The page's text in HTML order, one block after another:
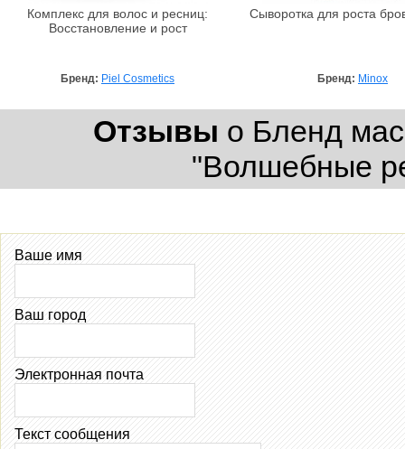
Комплекс для волос и ресниц:
Восстановление и рост
Бренд: Piel Cosmetics
Сыворотка для роста
Бренд: Minox
Отзывы о Бленд
"Волшебные
Ваше имя
Ваш город
Электронная почта
Текст сообщения